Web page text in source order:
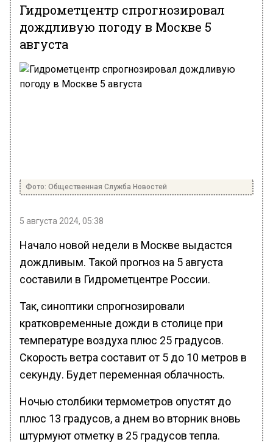
Гидрометцентр спрогнозировал
дождливую погоду в Москве 5
августа
Фото: Общественная Служба Новостей
5 августа 2024, 05:38
Начало новой недели в Москве выдастся
дождливым. Такой прогноз на 5 августа
составили в Гидрометцентре России.
Так, синоптики спрогнозировали
кратковременные дожди в столице при
температуре воздуха плюс 25 градусов.
Скорость ветра составит от 5 до 10 метров в
секунду. Будет переменная облачность.
Ночью столбики термометров опустят до
плюс 13 градусов, а днем во вторник вновь
штурмуют отметку в 25 градусов тепла.